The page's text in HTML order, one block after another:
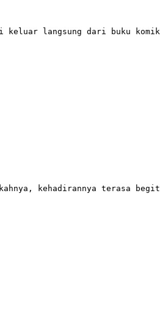
langsung dari buku komik.
kehadirannya terasa